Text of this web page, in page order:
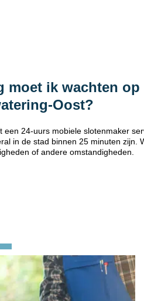
moet ik wachten
Oost?
een 24-uurs mobiele slotenmaker
in de stad binnen 25 minuten zijn.
of andere omstandigheden.